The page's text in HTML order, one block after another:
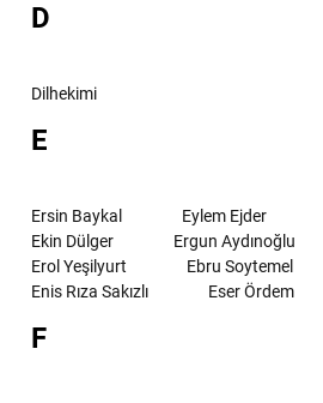
D
Dilhekimi
E
Ersin Baykal Eylem Ejder
Ekin Dülger
Ergun Aydınoğlu
Erol Yeşilyurt
Ebru Soytemel
Enis Rıza Sakızlı
Eser Ördem
F